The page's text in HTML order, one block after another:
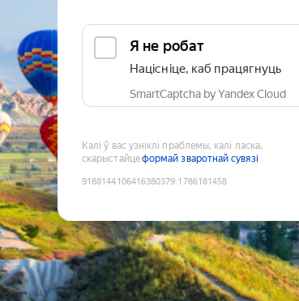
Я не робат
Націсніце, каб працягнуць
SmartCaptcha by Yandex Cloud
Калі ў вас узніклі праблемы, калі ласка,
скарыстайцеформай зваротнай сувязі
9188144106416380379:1786181458